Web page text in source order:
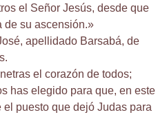
el Señor Jesús, desde que
de su ascensión.»
apellidado Barsabá, de
el corazón de todos;
has elegido para que, en este
puesto que dejó Judas para